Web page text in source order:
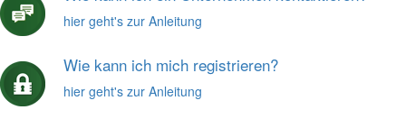
hier geht's zur Anleitung
Wie kann ich mich registrieren?
hier geht's zur Anleitung